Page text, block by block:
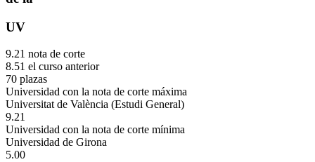
UV
9.21 nota de corte
8.51 el curso anterior
70 plazas
Universidad con la nota de corte máxima
Universitat de València (Estudi General)
9.21
Universidad con la nota de corte mínima
Universidad de Girona
5.00